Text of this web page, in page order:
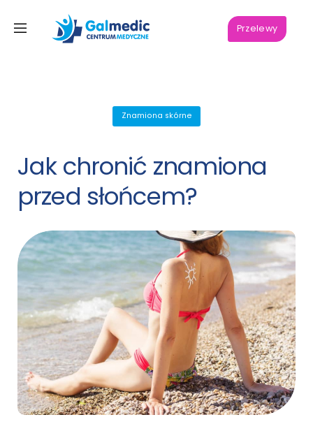
Przelewy
Znamiona skórne
Jak chronić znamiona
przed słońcem?